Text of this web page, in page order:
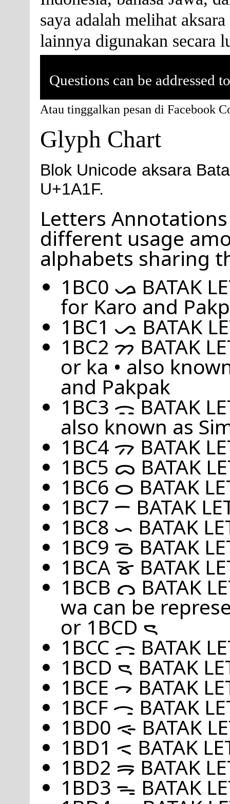
saya adalah melihat
lainnya digunakan secara
Questions can be addressed
Atau tinggalkan pesan di Facebook
Glyph Chart
Blok Unicode aksara
U+1A1F.
Letters
different usage
alphabets sharing
1BC0 ᯀ BATAK
for Karo and
1BC1 ᯁ BATAK
1BC2 ᯂ BATAK
or ka • also
and Pakpak
1BC3 ᯃ BATAK
also known as
1BC4 ᯄ BATAK
1BC5 ᯅ BATAK
1BC6 ᯆ BATAK
1BC7 ᯇ BATAK
1BC8 ᯈ BATAK
1BC9 ᯉ BATAK
1BCA ᯊ BATAK
1BCB ᯋ BATAK
wa can be
or 1BCD ᯍ
1BCC ᯌ BATAK
1BCD ᯍ BATAK
1BCE ᯎ BATAK
1BCF ᯏ BATAK
1BD0 ᯐ BATAK
1BD1 ᯑ BATAK
1BD2 ᯒ BATAK
1BD3 ᯓ BATAK